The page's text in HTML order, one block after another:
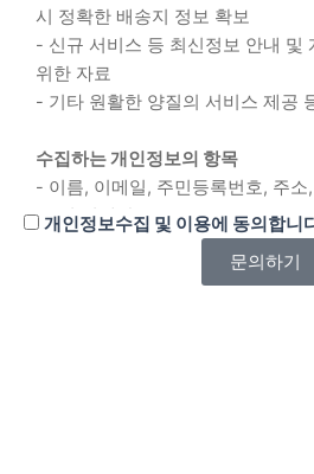
시 정확한 배송지 정보 확보
- 신규 서비스 등 최신정보 안내 및
위한 자료
- 기타 원활한 양질의 서비스 제공
수집하는 개인정보의 항목
- 이름, 이메일, 주민등록번호, 주
그 외 선택항목
개인정보의 보유 및 이용기간
개인정보수집 및 이용에 동의합니
문의하기